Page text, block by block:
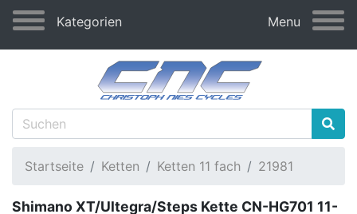
Kategorien Menu
Startseite Ketten Ketten 11 fach 21981
Shimano XT/Ultegra/Steps Kette CN-HG701 11-